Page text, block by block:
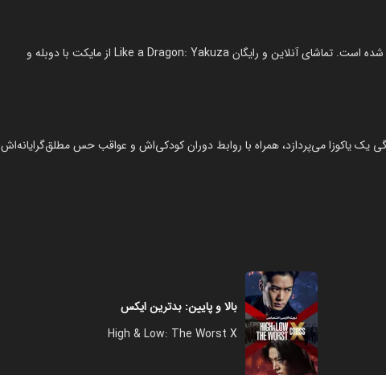
سریال یاکوزا: مثل یک اژدها در سال 2024 در ژانر اکشن ساخته شده است. تماشای آنلاین و رایگان Like a Dragon: Yakuza از مایکت با دوبله و
روایت می‌شود و به زندگی یک یاکوزا می‌پردازد، همراه با روابط دوران کودکی‌اش و عواقب حس مطلق‌گرایانه‌اش
بالا و پایین: بدترین ایکس
High & Low: The Worst X